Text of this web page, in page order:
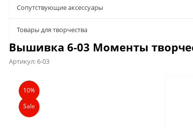
Сопутствующие аксессуары
Товары для творчества
Вышивка 6-03 Моменты
Артикул:6-03
Описание
10%
Sale